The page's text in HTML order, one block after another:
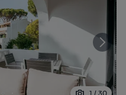
1 / 30